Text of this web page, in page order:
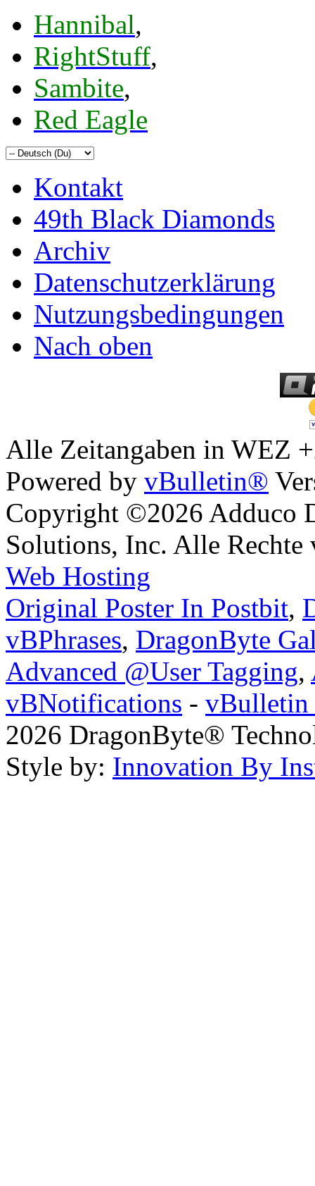
Hannibal,
RightStuff,
Sambite,
Red Eagle
Kontakt
49th Black Diamonds
Archiv
Datenschutzerklärung
Nutzungsbedingungen
Nach oben
Alle Zeitangaben in WEZ
Powered by vBulletin®
Copyright ©2026 Adduco
Solutions, Inc. Alle Rechte
Web Hosting
Original Poster In Postbit,
vBPhrases, DragonByte
Advanced @User Tagging,
vBNotifications - vBulletin
2026 DragonByte®
Style by: Innovation By